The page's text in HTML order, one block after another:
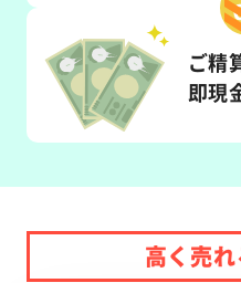
ご精
即現
高く売